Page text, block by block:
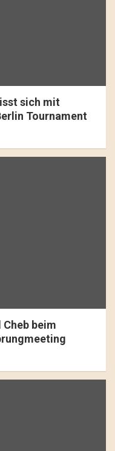
sich mit
Tournament
beim